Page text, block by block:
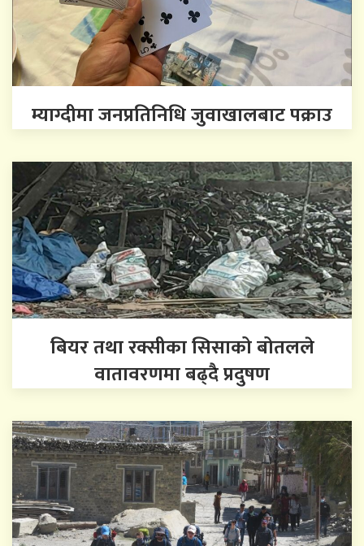
म्याग्दीमा जनप्रतिनिधि जुवाखालबाट पक्राउ
बियर तथा रक्सीका सिसाको बोतलले
वातावरणमा बढ्दै प्रदुषण